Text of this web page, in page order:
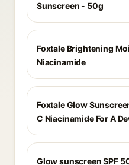
Sunscreen - 50g
Foxtale Brightening
Niacinamide
Foxtale Glow
C Niacinamide For A
Glow sunscreen SPF